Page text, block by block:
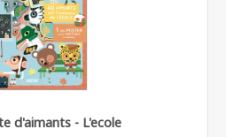
d'aimants - L'ecole